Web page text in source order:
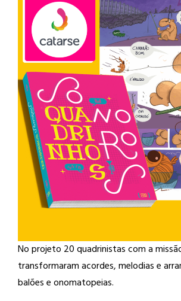
No projeto 20 quadrinistas com a
transformaram acordes, melodias e
balões e onomatopeias.